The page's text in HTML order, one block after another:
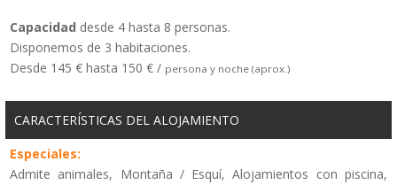
Capacidad desde 4 hasta 8 personas.
Disponemos de 3 habitaciones.
Desde 145 € hasta 150 € / persona y noche (aprox.)
CARACTERÍSTICAS DEL ALOJAMIENTO
Especiales:
Admite animales, Montaña / Esquí, Alojamientos con piscina,